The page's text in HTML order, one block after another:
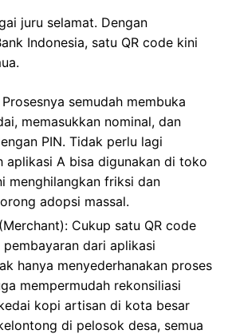
juru selamat. Dengan
Indonesia, satu QR code kini
semudah membuka
memasukkan nominal, dan
PIN. Tidak perlu lagi
aplikasi A bisa digunakan di toko
menghilangkan friksi dan
adopsi massal.
Cukup satu QR code
dari aplikasi
hanya menyederhanakan proses
mempermudah rekonsiliasi
kopi artisan di kota besar
di pelosok desa, semua